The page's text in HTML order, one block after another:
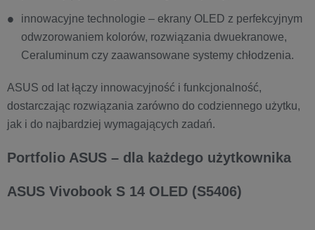
innowacyjne technologie – ekrany OLED z perfekcyjnym
odwzorowaniem kolorów, rozwiązania dwuekranowe,
Ceraluminum czy zaawansowane systemy chłodzenia.
ASUS od lat łączy innowacyjność i funkcjonalność,
dostarczając rozwiązania zarówno do codziennego użytku,
jak i do najbardziej wymagających zadań.
Portfolio ASUS – dla każdego użytkownika
ASUS Vivobook S 14 OLED (S5406)